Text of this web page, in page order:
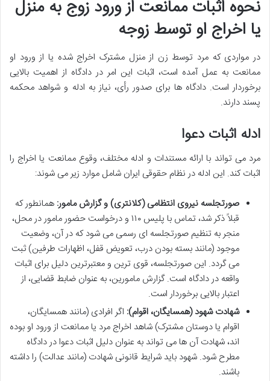
نحوه اثبات ممانعت از ورود زوج به منزل
یا اخراج او توسط زوجه
در مواردی که مرد توسط زن از منزل مشترک اخراج شده یا از ورود او
ممانعت به عمل آمده است، اثبات این امر در دادگاه از اهمیت بالایی
برخوردار است. دادگاه ها برای صدور رأی، نیاز به ادله و شواهد محکمه
پسند دارند.
ادله اثبات دعوا
مرد می تواند با ارائه مستندات و ادله مختلف، وقوع ممانعت یا اخراج را
اثبات کند. این ادله در نظام حقوقی ایران شامل موارد زیر می شوند:
صورتجلسه نیروی انتظامی (کلانتری) و گزارش مامور: همانطور که
قبلاً ذکر شد، تماس با پلیس ۱۱۰ و درخواست حضور مامور در محل،
منجر به تنظیم صورتجلسه ای رسمی می شود که در آن، وضعیت
موجود (مانند بسته بودن درب، تعویض قفل، اظهارات طرفین) ثبت
می گردد. این صورتجلسه، قوی ترین و معتبرترین دلیل برای اثبات
واقعه در دادگاه است. گزارش مامورین، به عنوان ضابط قضایی، از
اعتبار بالایی برخوردار است.
شهادت شهود (همسایگان، اقوام): اگر افرادی (مانند همسایگان،
اقوام یا دوستان مشترک) شاهد اخراج مرد یا ممانعت از ورود او بوده
اند، شهادت آن ها می تواند به عنوان دلیل اثبات دعوا در دادگاه
مطرح شود. شهود باید شرایط قانونی شهادت (مانند عدالت) را داشته
باشند.